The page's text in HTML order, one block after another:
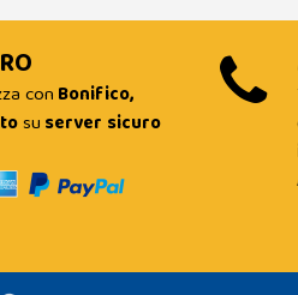
con Bonifico,
su server sicuro